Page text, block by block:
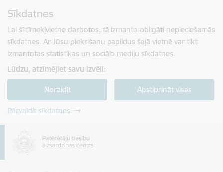
Sīkdatnes
Lai šī tīmekļvietne darbotos, tā izmanto obligāti nepieciešamās
sīkdatnes. Ar Jūsu piekrišanu papildus šajā vietnē var tikt
izmantotas statistikas un sociālo mediju sīkdatnes.
Lūdzu, atzīmējiet savu izvēli:
Noraidīt Apstiprināt visas
Pārvaldīt sīkdatnes